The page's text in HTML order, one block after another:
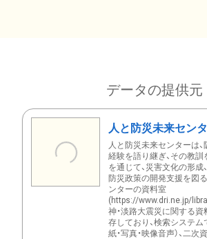
データの提供元
人と防災未来セン
人と防災未来センターは、
経験を語り継ぎ、その教
を通じて、災害文化の形成
防災政策の開発支援を図
ンターの資料室
(https://www.dri.ne.jp/
神・淡路大震災に関する資
存しており、検索システム
紙・写真・映像音声）、二次